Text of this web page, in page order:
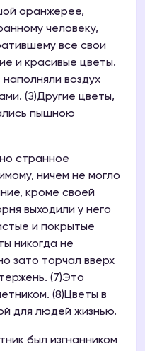
оранжерее,
человеку,
все свои
и красивые цветы.
воздух
(З)Другие цветы,
пышною
странное
ничем не могло
кроме своей
выходили у него
и покрытые
никогда не
зато торчал вверх
(7)Это
(8)Цветы в
для людей жизнью.
был изгнанником